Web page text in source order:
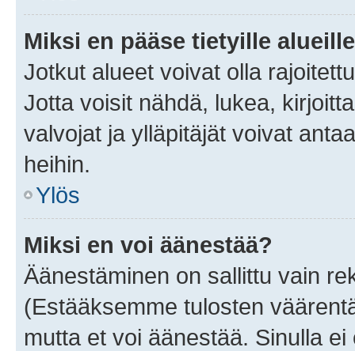
Miksi en pääse tietyille
Jotkut alueet voivat olla
Jotta voisit nähdä, lukea,
valvojat ja ylläpitäjät voivat
heihin.
Ylös
Miksi en voi äänestää?
Äänestäminen on sallittu vain
(Estääksemme tulosten
mutta et voi äänestää. Sinulla